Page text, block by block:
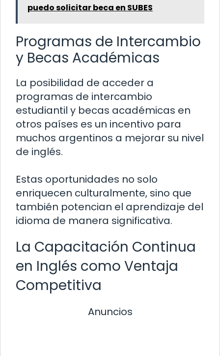
puedo solicitar beca en SUBES
Programas de Intercambio
y Becas Académicas
La posibilidad de acceder a
programas de intercambio
estudiantil y becas académicas en
otros países es un incentivo para
muchos argentinos a mejorar su nivel
de inglés.
Estas oportunidades no solo
enriquecen culturalmente, sino que
también potencian el aprendizaje del
idioma de manera significativa.
La Capacitación Continua
en Inglés como Ventaja
Competitiva
Anuncios